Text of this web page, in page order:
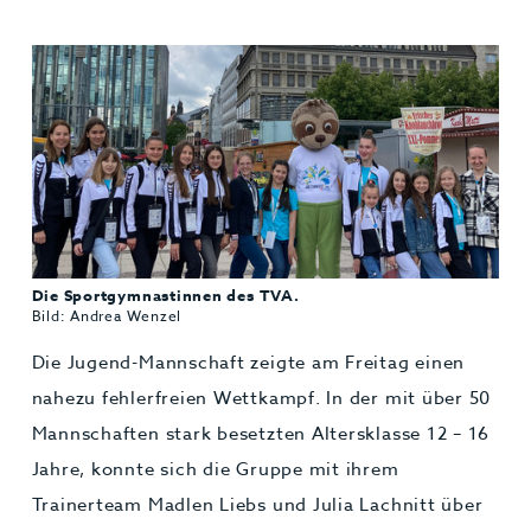
Die Sportgymnastinnen des TVA.
Bild: Andrea Wenzel
Die Jugend-Mannschaft zeigte am Freitag einen
nahezu fehlerfreien Wettkampf. In der mit über 50
Mannschaften stark besetzten Altersklasse 12 – 16
Jahre, konnte sich die Gruppe mit ihrem
Trainerteam Madlen Liebs und Julia Lachnitt über